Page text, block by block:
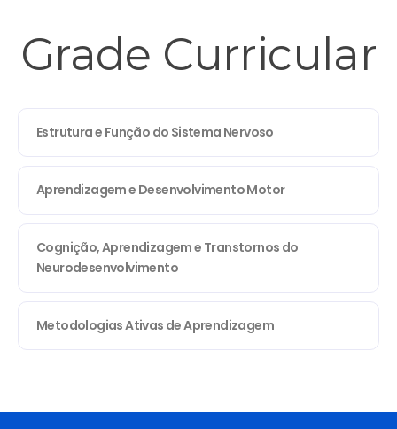
Grade Curricular
Estrutura e Função do Sistema Nervoso
Aprendizagem e Desenvolvimento Motor
Cognição, Aprendizagem e Transtornos do
Neurodesenvolvimento
Metodologias Ativas de Aprendizagem